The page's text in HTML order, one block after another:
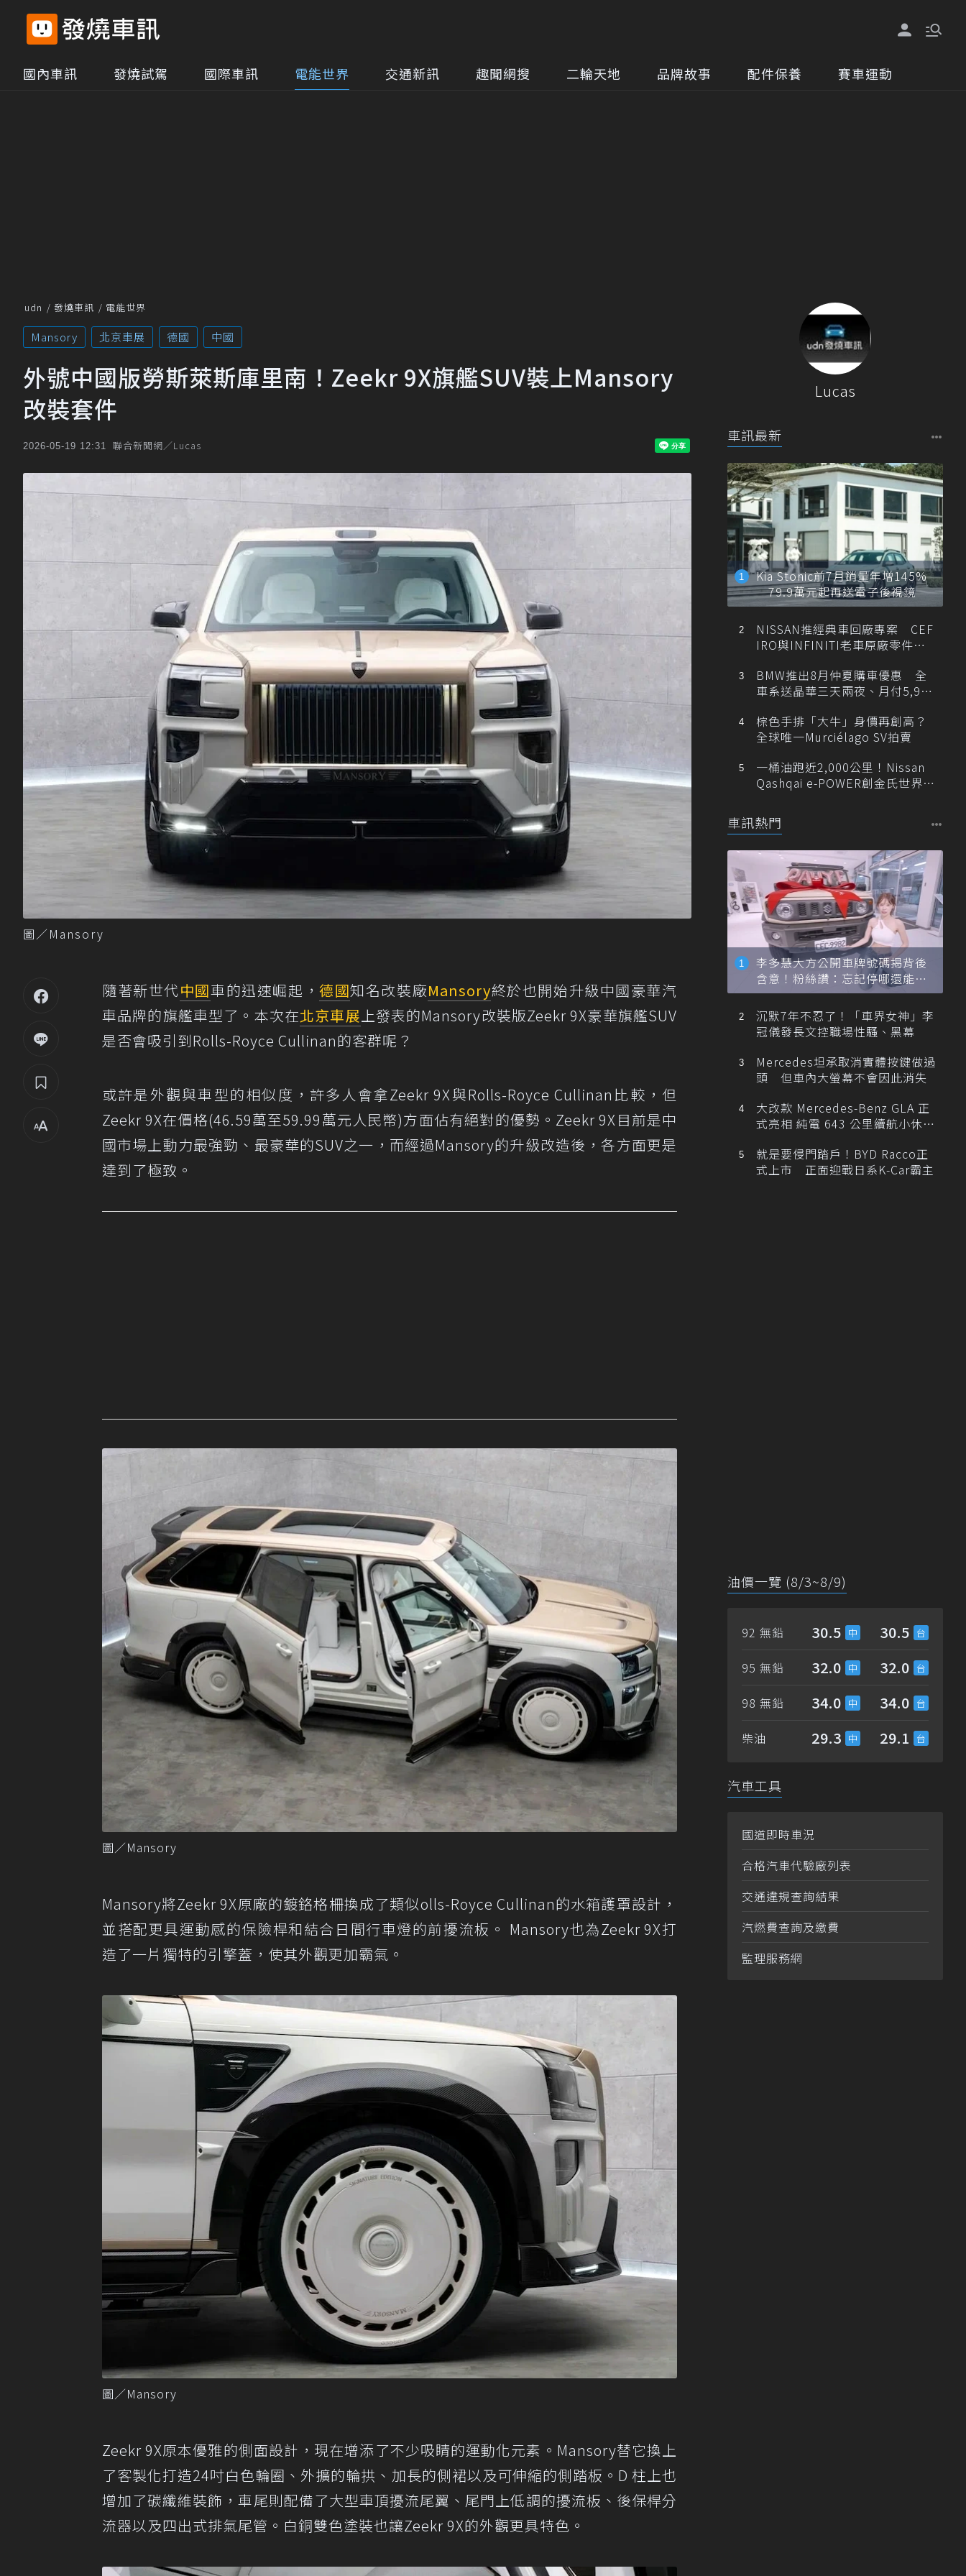
國內車訊 發燒試駕 國際車訊 電能世界 交通新訊 趣聞網搜 二輪天地 品牌故事 配件保養 賽車運動
udn 發燒車訊 電能世界
Mansory 北京車展 德國 中國
外號中國版勞斯萊斯庫里南！Zeekr 9X旗艦SUV裝上Mansory
改裝套件
2026-05-19 12:31 聯合新聞網／Lucas
圖／Mansory
隨著新世代中國車的迅速崛起，德國知名改裝廠Mansory終於也開始升級中國豪華汽
車品牌的旗艦車型了。本次在北京車展上發表的Mansory改裝版Zeekr 9X豪華旗艦SUV
是否會吸引到Rolls-Royce Cullinan的客群呢？
或許是外觀與車型的相似度，許多人會拿Zeekr 9X與Rolls-Royce Cullinan比較，但
Zeekr 9X在價格(46.59萬至59.99萬元人民幣)方面佔有絕對的優勢。Zeekr 9X目前是中
國市場上動力最強勁、最豪華的SUV之一，而經過Mansory的升級改造後，各方面更是
達到了極致。
圖／Mansory
Mansory將Zeekr 9X原廠的鍍鉻格柵換成了類似olls-Royce Cullinan的水箱護罩設計，
並搭配更具運動感的保險桿和結合日間行車燈的前擾流板。 Mansory也為Zeekr 9X打
造了一片獨特的引擎蓋，使其外觀更加霸氣。
圖／Mansory
Zeekr 9X原本優雅的側面設計，現在增添了不少吸睛的運動化元素。Mansory替它換上
了客製化打造24吋白色輪圈、外擴的輪拱、加長的側裙以及可伸縮的側踏板。D 柱上也
增加了碳纖維裝飾，車尾則配備了大型車頂擾流尾翼、尾門上低調的擾流板、後保桿分
流器以及四出式排氣尾管。白銅雙色塗裝也讓Zeekr 9X的外觀更具特色。
Lucas
車訊最新
Kia Stonic前7月銷量年增145%
79.9萬元起再送電子後視鏡
NISSAN推經典車回廠專案 CEF
IRO與INFINITI老車原廠零件最
BMW推出8月仲夏購車優惠 全
車系送晶華三天兩夜、月付5,900
棕色手排「大牛」身價再創高？
全球唯一Murciélago SV拍賣
一桶油跑近2,000公里！Nissan
Qashqai e-POWER創金氏世界紀
車訊熱門
李多慧大方公開車牌號碼揭背後
含意！粉絲讚：忘記停哪還能幫
忙找車
沉默7年不忍了！「車界女神」李
冠儀發長文控職場性騷、黑幕
Mercedes坦承取消實體按鍵做過
頭 但車內大螢幕不會因此消失
大改款 Mercedes-Benz GLA 正
式亮相 純電 643 公里續航小休
就是要侵門踏戶！BYD Racco正
式上市 正面迎戰日系K-Car霸主
油價一覽 (8/3~8/9)
92 無鉛 30.5 30.5
95 無鉛 32.0 32.0
98 無鉛 34.0 34.0
柴油 29.3 29.1
汽車工具
國道即時車況
合格汽車代驗廠列表
交通違規查詢結果
汽燃費查詢及繳費
監理服務網